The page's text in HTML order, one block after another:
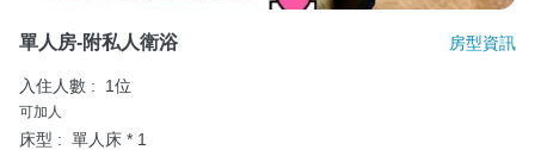
單人房-附私人衛浴 房型資訊
入住人數 : 1位
可加人
床型 : 單人床 * 1